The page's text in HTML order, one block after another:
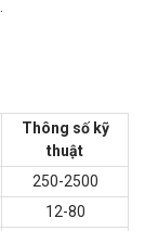
Thông số kỹ
thuật
250-2500
12-80